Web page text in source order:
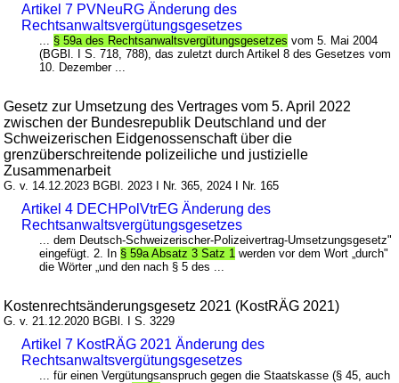
Artikel 7 PVNeuRG Änderung des
Rechtsanwaltsvergütungsgesetzes
§ 59a des Rechtsanwaltsvergütungsgesetzes vom 5. Mai 2004
(BGBl. I S. 718, 788), das zuletzt durch Artikel 8 des Gesetzes vom
10. Dezember ...
Gesetz zur Umsetzung des Vertrages vom 5. April 2022
zwischen der Bundesrepublik Deutschland und der
Schweizerischen Eidgenossenschaft über die
grenzüberschreitende polizeiliche und justizielle
Zusammenarbeit
G. v. 14.12.2023 BGBl. 2023 I Nr. 365, 2024 I Nr. 165
Artikel 4 DECHPolVtrEG Änderung des
Rechtsanwaltsvergütungsgesetzes
... dem Deutsch-Schweizerischer-Polizeivertrag-Umsetzungsgesetz"
eingefügt. 2. In § 59a Absatz 3 Satz 1 werden vor dem Wort „durch"
die Wörter „und den nach § 5 des ...
Kostenrechtsänderungsgesetz 2021 (KostRÄG 2021)
G. v. 21.12.2020 BGBl. I S. 3229
Artikel 7 KostRÄG 2021 Änderung des
Rechtsanwaltsvergütungsgesetzes
... für einen Vergütungsanspruch gegen die Staatskasse (§ 45, auch